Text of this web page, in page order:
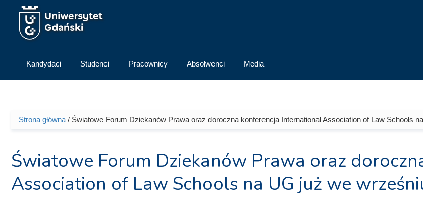
Przejdź do treści
Kandydaci Studenci Pracownicy Absolwenci Media
Jesteś tutaj
Strona główna / Światowe Forum Dziekanów Prawa oraz doroczna konferencja International Association of Law Schools
Światowe Forum Dziekanów Prawa oraz
Association of Law Schools na UG już we